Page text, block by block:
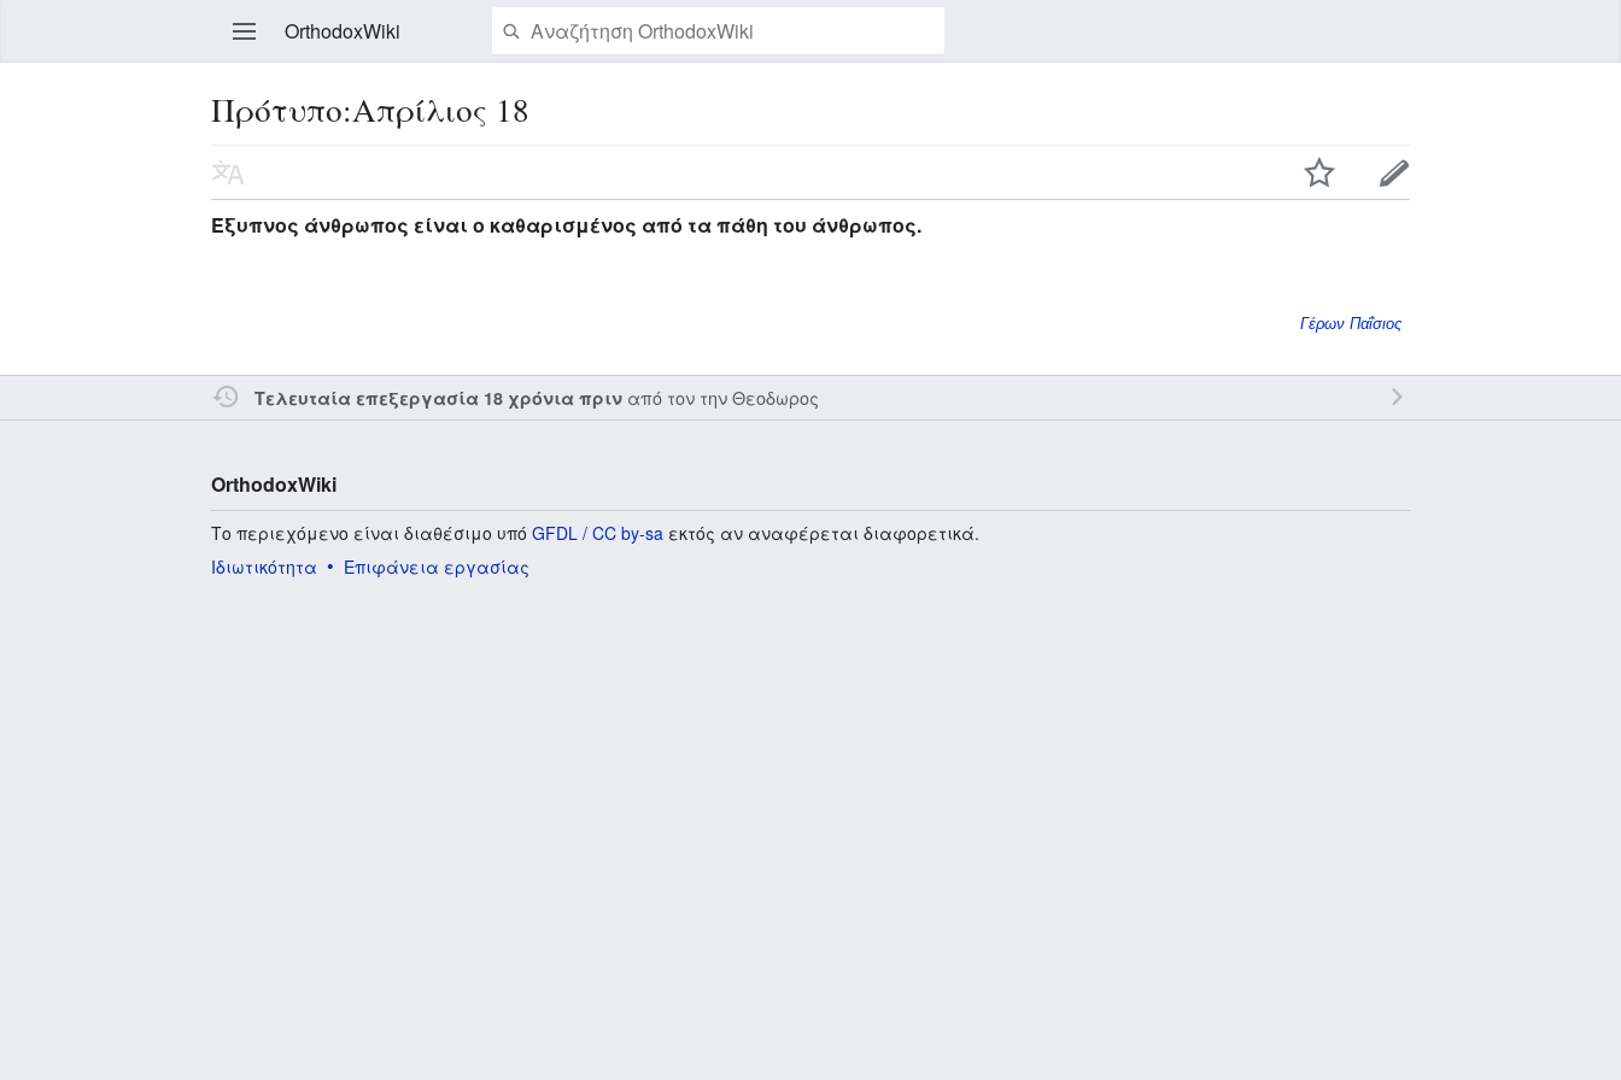
OrthodoxWiki
Επεξεργασία
Πρότυπο:Απρίλιος 18
Έξυπνος άνθρωπος είναι ο καθαρισμένος από τα πάθη του άνθρωπος.
Γέρων Παΐσιος
Τελευταία επεξεργασία 18 χρόνια πριν από τον τηνΘεοδωρος
OrthodoxWiki
Το περιεχόμενο είναι διαθέσιμο υπόGFDL / CC by-sa εκτός αν αναφέρεται διαφορετικά.
Ιδιωτικότητα
Επιφάνεια εργασίας